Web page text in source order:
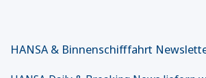
HANSA & Binnenschifffahrt